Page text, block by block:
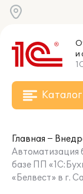
и
Каталог
Главная
Автоматизация
базе ПП
«Белвест» в г.